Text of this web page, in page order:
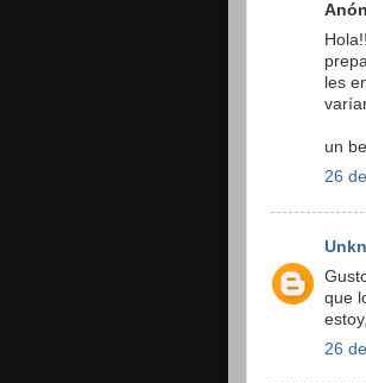
les
un
26
que
26